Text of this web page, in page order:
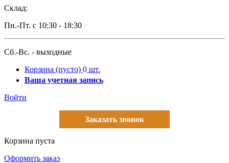
Склад:
Пн.-Пт. с 10:30 - 18:30
Сб.-Вс. - выходные
Корзина (пусто) 0 шт.
Ваша учетная запись
Войти
Заказать звонок
Корзина пуста
Оформить заказ